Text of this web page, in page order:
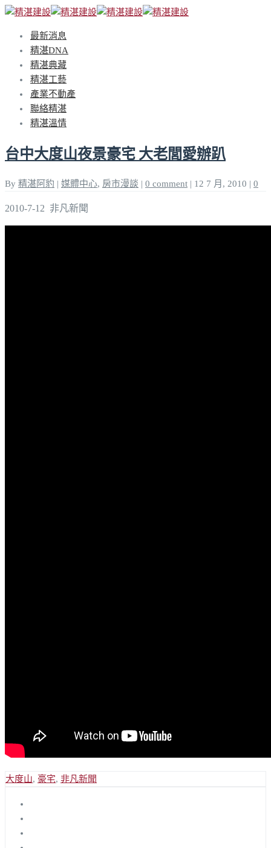
最新消息
精湛DNA
精湛典藏
精湛工藝
產業不動產
聯絡精湛
精湛溫情
台中大度山夜景豪宅 大老閭愛辦趴
By 精湛阿豹 | 媒體中心, 房市漫談 | 0 comment | 12 7 月, 2010 | 0
2010-7-12 非凡新聞
大度山, 豪宅, 非凡新聞